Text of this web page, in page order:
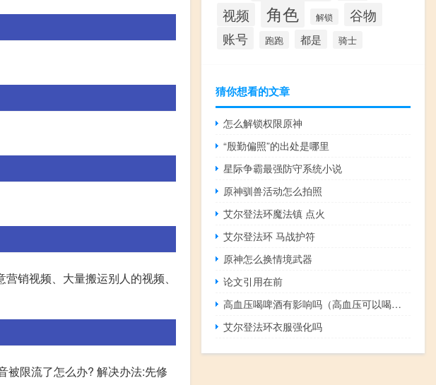
销视频、大量搬运别人的视频、
被限流了怎么办? 解决办法:先修
视频 角色 解锁 谷物
账号 跑跑 都是 骑士
猜你想看的文章
怎么解锁权限原神
“殷勤偏照”的出处是哪里
星际争霸最强防守系统小说
原神驯兽活动怎么拍照
艾尔登法环魔法镇 点火
艾尔登法环 马战护符
原神怎么换情境武器
论文引用在前
高血压喝啤酒有影响吗（高血压可以喝啤酒吗）
艾尔登法环衣服强化吗